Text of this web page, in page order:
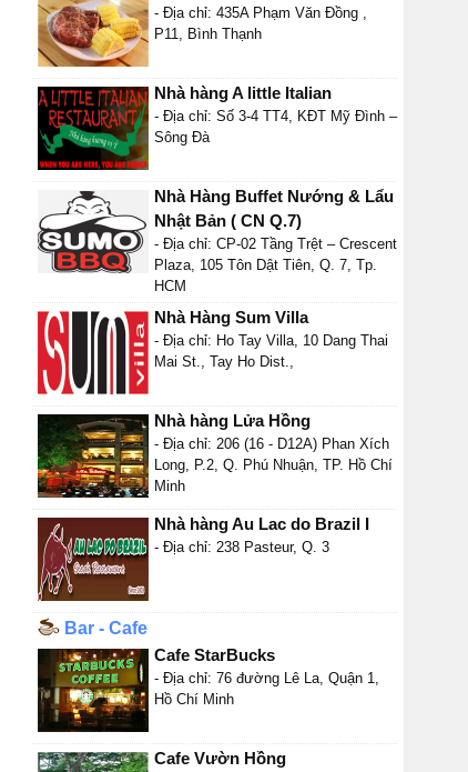
- Địa chỉ: 435A Phạm Văn Đồng ,
P11, Bình Thạnh
Nhà hàng A little Italian
- Địa chỉ: Số 3-4 TT4, KĐT Mỹ Đình –
Sông Đà
Nhà Hàng Buffet Nướng & Lẩu
Nhật Bản ( CN Q.7)
- Địa chỉ: CP-02 Tầng Trệt – Crescent
Plaza, 105 Tôn Dật Tiên, Q. 7, Tp.
HCM
Nhà Hàng Sum Villa
- Địa chỉ: Ho Tay Villa, 10 Dang Thai
Mai St., Tay Ho Dist.,
Nhà hàng Lửa Hồng
- Địa chỉ: 206 (16 - D12A) Phan Xích
Long, P.2, Q. Phú Nhuận, TP. Hồ Chí
Minh
Nhà hàng Au Lac do Brazil I
- Địa chỉ: 238 Pasteur, Q. 3
Bar - Cafe
Cafe StarBucks
- Địa chỉ: 76 đường Lê La, Quận 1,
Hồ Chí Minh
Cafe Vườn Hồng